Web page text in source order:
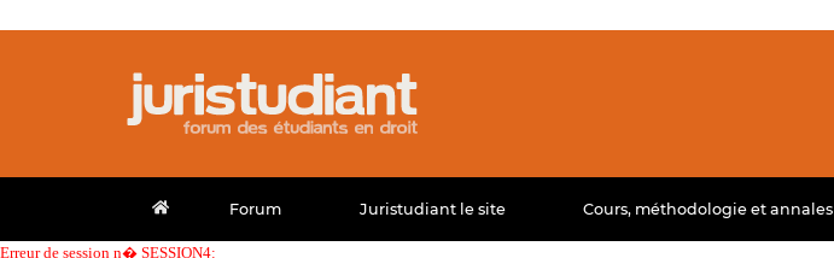
Forum Juristudiant le site Cours, méthodologie et annales
Erreur de session n� SESSION4: